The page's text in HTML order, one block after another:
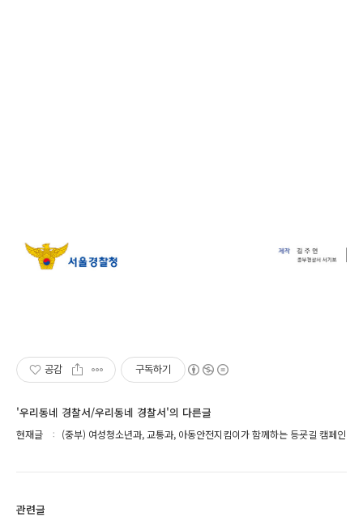
공감 구독하기
'우리동네 경찰서/우리동네 경찰서'의 다른글
현재글 (중부) 여성청소년과, 교통과, 아동안전지킴이가 함께하는 등굣길 캠페인
관련글